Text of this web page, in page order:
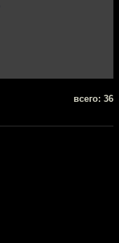
всего: 36